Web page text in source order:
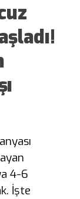
4-6
İşte